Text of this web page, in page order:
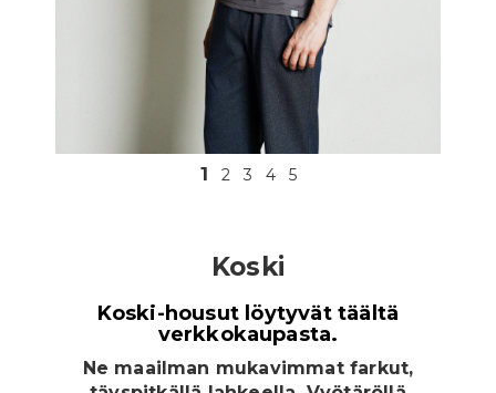
In English
1 2 3 4 5
Koski
Koski-housut löytyvät täältä
verkkokaupasta.
Ne maailman mukavimmat farkut,